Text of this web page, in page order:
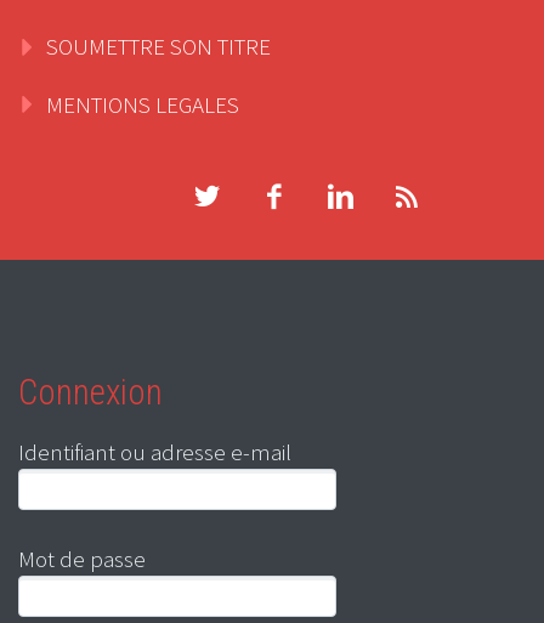
SOUMETTRE SON TITRE
MENTIONS LEGALES
Connexion
Identifiant ou adresse e-mail
Mot de passe